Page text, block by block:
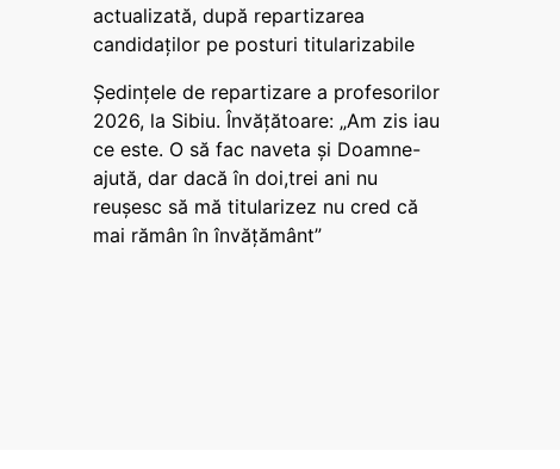
actualizată, după repartizarea
candidaților pe posturi titularizabile
Ședințele de repartizare a profesorilor
2026, la Sibiu. Învățătoare: „Am zis iau
ce este. O să fac naveta și Doamne-
ajută, dar dacă în doi,trei ani nu
reușesc să mă titularizez nu cred că
mai rămân în învățământ”